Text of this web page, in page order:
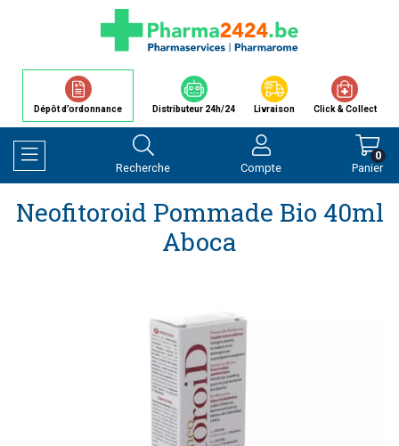
Dépôt d’ordonnance Distributeur 24h/24 Livraison Click & Collect
Afficher la navigation
Recherche Compte Panier
0
Neofitoroid Pommade Bio 40ml
Aboca